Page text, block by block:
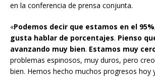
en la conferencia de prensa conjunta.
«Podemos decir que estamos en el 95%
gusta hablar de porcentajes. Pienso
avanzando muy bien. Estamos muy
problemas espinosos, muy duros, pero
bien. Hemos hecho muchos progresos hoy